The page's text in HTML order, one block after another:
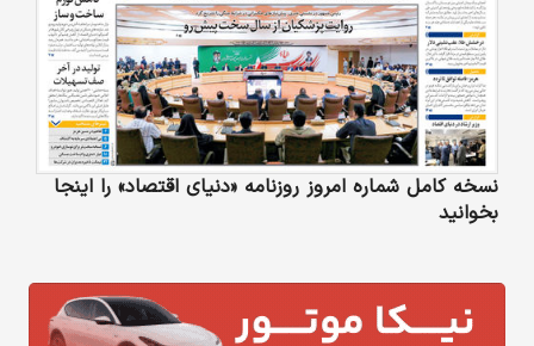
نسخه کامل شماره امروز روزنامه «دنیای‌ اقتصاد» را اینجا
بخوانید